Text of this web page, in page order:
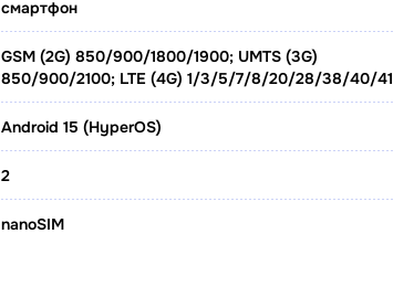
смартфон
GSM (2G) 850/900/1800/1900; UMTS (3G)
850/900/2100; LTE (4G) 1/3/5/7/8/20/28/38/40/41
Android 15 (HyperOS)
2
nanoSIM